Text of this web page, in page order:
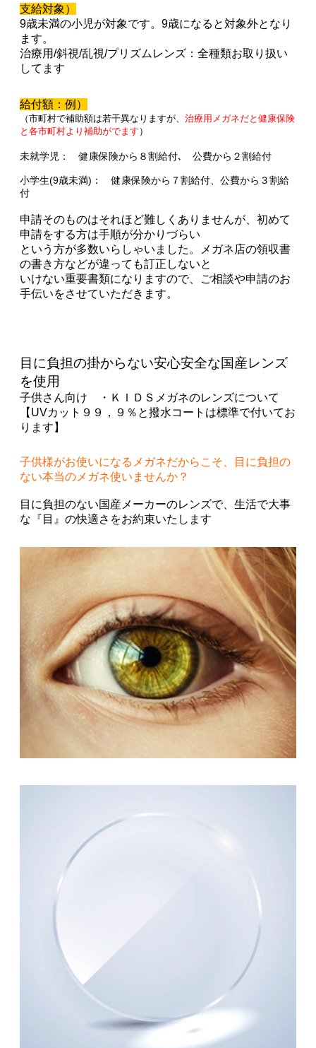
支給対象）
9歳未満の小児が対象です。9歳になると対象外となり
ます。
治療用/斜視/乱視/プリズムレンズ：全種類お取り扱い
してます
給付額：例）
（市町村で補助額は若干異なりますが、治療用メガネだと健康保険
と各市町村より補助がでます ）
未就学児： 健康保険から８割給付､ 公費から２割給付
小学生(9歳未満)： 健康保険から７割給付、公費から３割給
付
申請そのものはそれほど難しくありませんが、初めて
申請をする方は手順が分かりづらい
という方が多数いらしゃいました。メガネ店の領収書
の書き方などが違っても訂正しないと
いけない重要書類になりますので、
ご相談や申請のお
手伝いをさせていただきます。
目に負担の掛からない安心安全な国産レンズ
を使用
子供さん向け ・ＫＩＤＳメガネのレンズについて
【UVカット９９，９％と撥水コートは標準で付いてお
ります】
子供様がお使いになるメガネだからこそ、目に負担の
ない本当のメガネ使いませんか？
目に負担のない国産メーカーのレンズで、生活で大事
な『目』の快適さをお約束いたします